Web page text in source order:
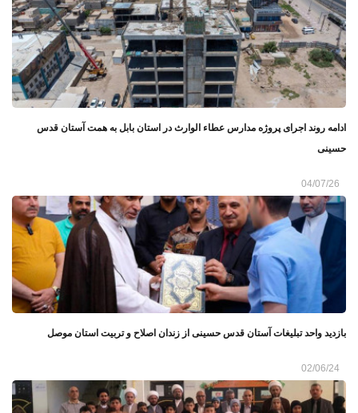
ادامه روند اجرای پروژه مدارس عطاء الوارث در استان بابل به همت آستان قدس
حسینی
04/07/26
بازدید واحد تبلیغات آستان قدس حسینی از زندان اصلاح و تربیت استان موصل
02/06/24